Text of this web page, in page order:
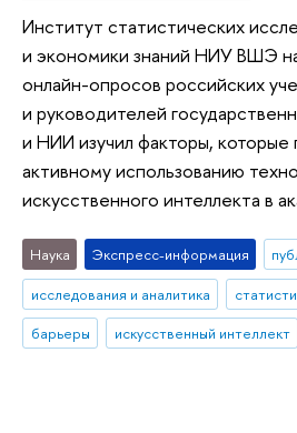
Институт статистических
и экономики знаний НИУ ВШЭ
онлайн-опросов российских
и руководителей
и НИИ изучил факторы,
активному использованию
искусственного интеллекта в
Наука Экспресс-информация
исследования и аналитика
барьеры
искусственный интеллект